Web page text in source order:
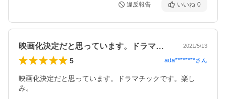
違反報告 いいね 0
映画化決定だと思っています。ドラマチッ… 2021/5/13
5 ada********さん
映画化決定だと思っています。ドラマチックです。楽し
み。